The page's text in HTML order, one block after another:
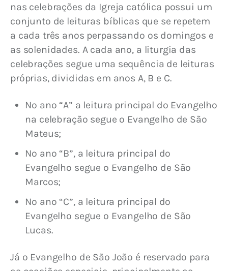
nas celebrações da Igreja católica possui um
conjunto de leituras bíblicas que se repetem
a cada três anos perpassando os domingos e
as solenidades. A cada ano, a liturgia das
celebrações segue uma sequência de leituras
próprias, divididas em anos A, B e C.
No ano “A” a leitura principal do Evangelho
na celebração segue o Evangelho de São
Mateus;
No ano “B”, a leitura principal do
Evangelho segue o Evangelho de São
Marcos;
No ano “C”, a leitura principal do
Evangelho segue o Evangelho de São
Lucas.
Já o Evangelho de São João é reservado para